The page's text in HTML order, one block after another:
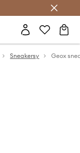
Sneakersy Geox